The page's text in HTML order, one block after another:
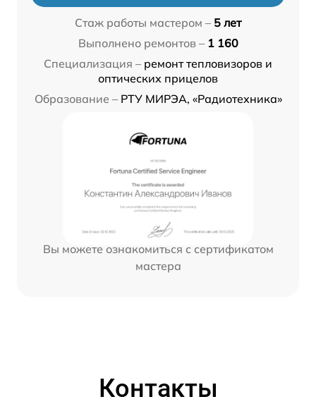
Стаж работы мастером – 5 лет
Выполнено ремонтов – 1 160
Специализация – ремонт тепловизоров и
оптических прицелов
Образование – РТУ МИРЭА, «Радиотехника»
Вы можете ознакомиться с сертификатом
мастера
Контакты